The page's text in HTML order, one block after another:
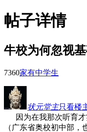
帖子详情
牛校为何忽视
7360家有中学生
状元堂主只看楼
因为在我那次听育才
（广东省奥校初中部